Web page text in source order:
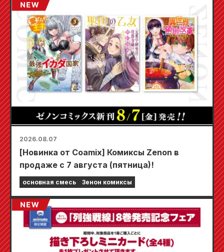
2026.08.07
[Новинка от Coamix] Комиксы Zenon в
продаже с 7 августа (пятница)!
основная смесь Зенон комиксы